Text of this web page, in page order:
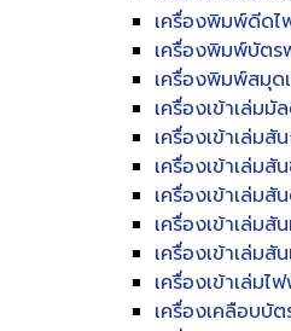
เครื่องพิมพ์ดีดไ
เครื่องพิมพ์บัต
เครื่องพิมพ์สมุด
เครื่องเข้าเล่ม
เครื่องเข้าเล่มสั
เครื่องเข้าเล่มสั
เครื่องเข้าเล่มสั
เครื่องเข้าเล่ม
เครื่องเข้าเล่มสั
เครื่องเข้าเล่มไ
เครื่องเคลือบบั